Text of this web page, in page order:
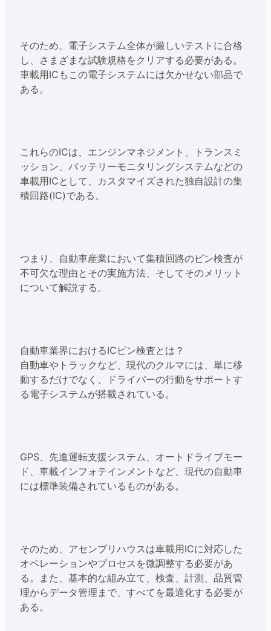
そのため、電子システム全体が厳しいテストに合格
し、さまざまな試験規格をクリアする必要がある。
車載用ICもこの電子システムには欠かせない部品で
ある。
これらのICは、エンジンマネジメント、トランスミ
ッション、バッテリーモニタリングシステムなどの
車載用ICとして、カスタマイズされた独自設計の集
積回路(IC)である。
つまり、自動車産業において集積回路のピン検査が
不可欠な理由とその実施方法、そしてそのメリット
について解説する。
自動車業界におけるICピン検査とは？
自動車やトラックなど、現代のクルマには、単に移
動するだけでなく、ドライバーの行動をサポートす
る電子システムが搭載されている。
GPS、先進運転支援システム、オートドライブモー
ド、車載インフォテインメントなど、現代の自動車
には標準装備されているものがある。
そのため、アセンブリハウスは車載用ICに対応した
オペレーションやプロセスを微調整する必要があ
る。また、基本的な組み立て、検査、計測、品質管
理からデータ管理まで、すべてを最適化する必要が
ある。